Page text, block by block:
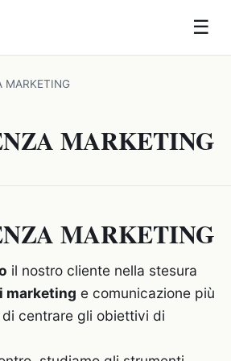
☰
MARKETING
MARKETING
MARKETING
il nostro cliente nella stesura
marketing e comunicazione più
centrare gli obiettivi di